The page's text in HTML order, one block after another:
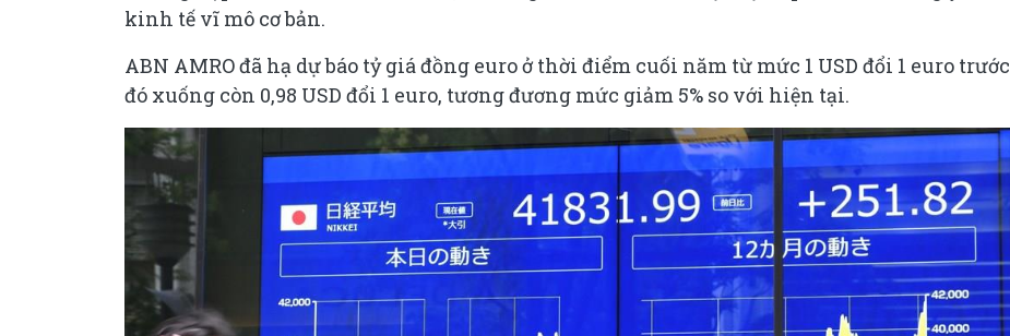
kinh tế vĩ mô cơ bản.
ABN AMRO đã hạ dự báo tỷ giá đồng euro ở thời điểm cuối năm từ mức 1 USD đổi 1 euro trước
đó xuống còn 0,98 USD đổi 1 euro, tương đương mức giảm 5% so với hiện tại.